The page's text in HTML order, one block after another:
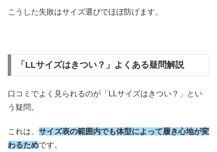
こうした失敗はサイズ選びでほぼ防げます。
「LLサイズはきつい？」よくある疑問解説
口コミでよく見られるのが「LLサイズはきつい？」とい
う疑問。
これは、 サイズ表の範囲内でも体型によって履き心地が変
わるためです。